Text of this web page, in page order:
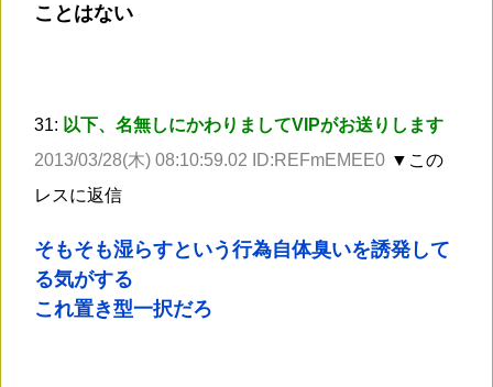
ことはない
31: 以下、名無しにかわりましてVIPがお送りします
2013/03/28(木) 08:10:59.02 ID:REFmEMEE0 ▼この
レスに返信
そもそも湿らすという行為自体臭いを誘発して
る気がする
これ置き型一択だろ